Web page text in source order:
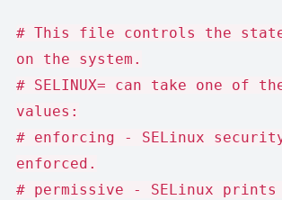
# This file controls the state
on the system.
# SELINUX= can take one of
values:
# enforcing - SELinux
enforced.
# permissive - SELinux prints